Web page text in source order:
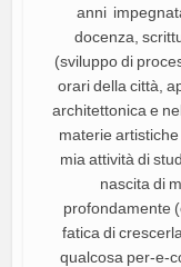
anni
docenza,
(sviluppo di
orari della città,
architettonica e
materie
mia attività di
nascita di
profondamente
fatica di
qualcosa per-e-